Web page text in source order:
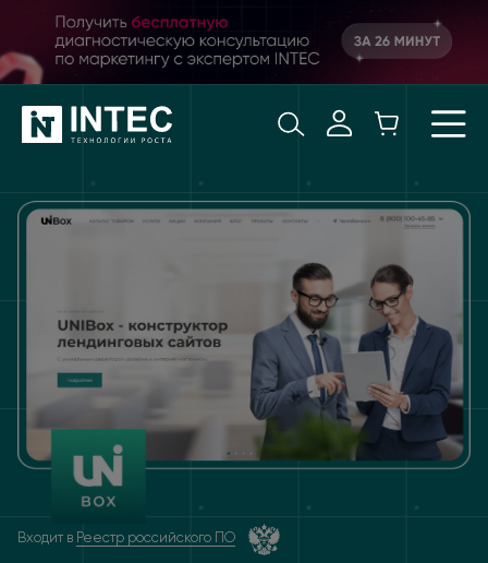
Входит в Реестр российского ПО